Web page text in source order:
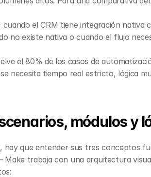
cuando el CRM tiene integración nativa
no existe nativa o cuando el flujo
el 80% de los casos de
necesita tiempo real estricto, lógica
módulos y
hay que entender sus tres conceptos
trabaja con una arquitectura